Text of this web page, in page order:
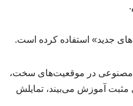
جدید» استفاده کرده است.
مصنوعی در موقعیت‌های سخت،
مثبت آموزش می‌بیند، تمایلش